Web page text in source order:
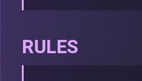
RULES